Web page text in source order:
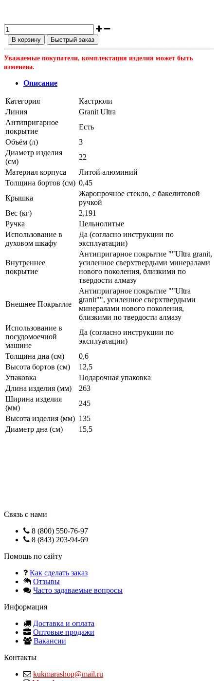
В корзину Быстрый заказ
Уважаемые покупатели, комплектация изделия может быть
изменена.
Описание
Категория
Кастрюли
Линия
Granit Ultra
Антипригарное
покрытие
Есть
Объём (л)
3
Диаметр изделия
(см)
22
Материал корпуса
Литой алюминий
Толщина бортов (см) 0,45
Крышка
Жаропрочное стекло, с бакелитовой
ручкой
Вес (кг)
2,191
Ручка
Цельнолитые
Использование в
духовом шкафу
Да (согласно инструкции по
эксплуатации)
Внутреннее
покрытие
Антипригарное покрытие ""Ultra granit,
усиленное сверхтвердыми минералами
нового поколения, близкими по
твердости алмазу
Внешнее Покрытие
Антипригарное покрытие ""Ultra
granit"", усиленное сверхтвердыми
минералами нового поколения,
близкими по твердости алмазу
Использование в
посудомоечной
машине
Да (согласно инструкции по
эксплуатации)
Толщина дна (см)
0,6
Высота бортов (см)
12,5
Упаковка
Подарочная упаковка
Длина изделия (мм)
263
Ширина изделия
(мм)
245
Высота изделия (мм) 135
Диаметр дна (см)
15,5
Связь с нами
8 (800) 550-76-97
8 (843) 203-94-69
Помощь по сайту
Как сделать заказ
Отзывы
Часто задаваемые вопросы
Информация
Доставка и оплата
Оптовые продажи
Вакансии
Контакты
kukmarashop@mail.ru